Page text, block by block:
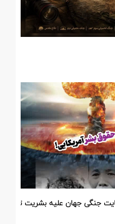
جنگی جهان علیه بشریت توسط